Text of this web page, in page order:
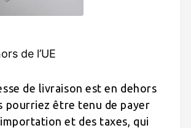
de l’UE
de livraison est en dehors
pourriez être tenu de payer
et des taxes, qui